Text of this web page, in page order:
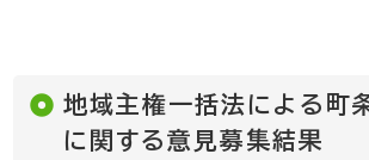
地域主権一括法による町
に関する意見募集結果